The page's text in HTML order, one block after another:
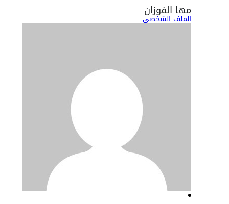
مها الفوزان
الملف الشخصي